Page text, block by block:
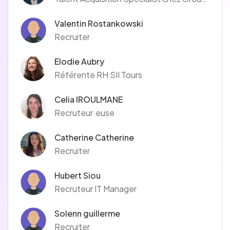
Valentin Rostankowski
Recruiter
Elodie Aubry
Référente RH SII Tours
Celia IROULMANE
Recruteur·euse
Catherine Catherine
Recruiter
Hubert Siou
Recruteur IT Manager
Solenn guillerme
Recruiter